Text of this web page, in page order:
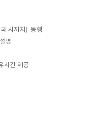
귀국 시까지) 동행
지 설명
자유시간 제공